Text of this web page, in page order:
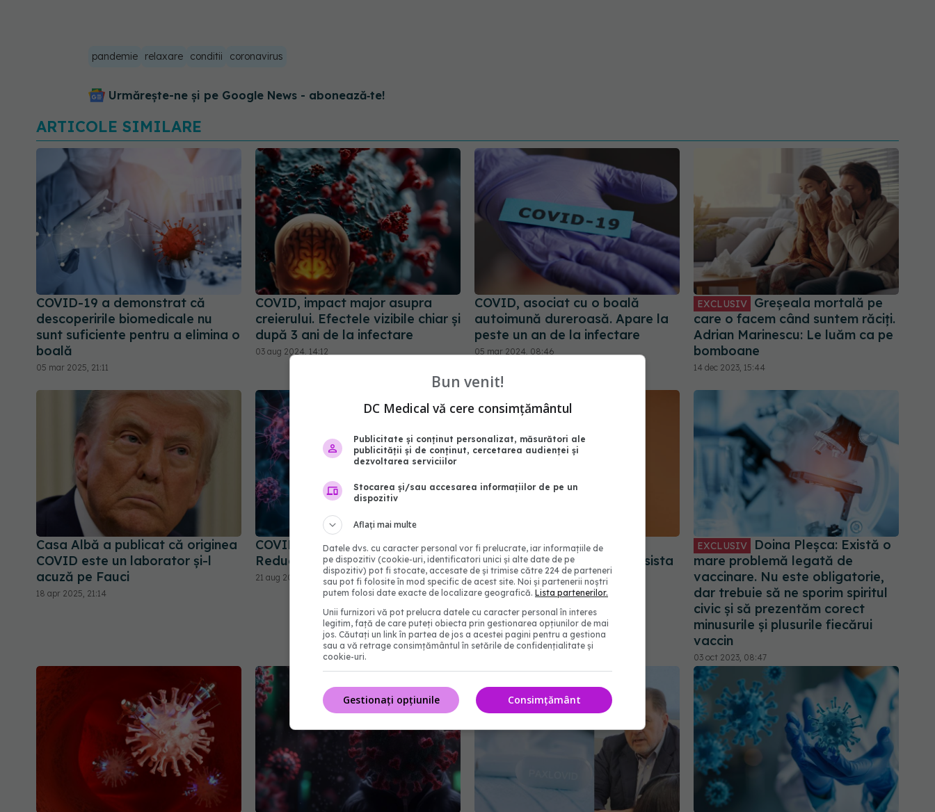
pandemie relaxare conditii coronavirus
Urmărește-ne și pe Google News - abonează‑te!
ARTICOLE SIMILARE
COVID-19 a demonstrat că
descoperirile biomedicale nu
sunt suficiente pentru a elimina o
boală
05 mar 2025, 21:11
COVID, impact major asupra
creierului. Efectele vizibile chiar și
după 3 ani de la infectare
03 aug 2024, 14:12
COVID, asociat cu o boală
autoimună dureroasă. Apare la
peste un an de la infectare
05 mar 2024, 08:46
EXCLUSIV
Greșeala mortală pe
care o facem când suntem răciți.
Adrian Marinescu: Le luăm ca pe
bomboane
14 dec 2023, 15:44
Casa Albă a publicat că originea
COVID este un laborator și-l
acuză pe Fauci
18 apr 2025, 21:14
COVID, impact asupra creierului.
Reduce nivelul de cortizol
21 aug 2024, 12:59
Ai rămas fără miros după
COVID? Cât timp poate persista
problema
25 sep 2025, 22:40
EXCLUSIV
Doina Pleșca: Există o
mare problemă legată de
vaccinare. Nu este obligatorie,
dar trebuie să ne sporim spiritul
civic și să prezentăm corect
minusurile și plusurile fiecărui
vaccin
03 oct 2023, 08:47
Bun venit!
DC Medical vă cere consimțământul
Publicitate și conținut personalizat, măsurători ale
publicității și de conținut, cercetarea audienței și
dezvoltarea serviciilor
Stocarea și/sau accesarea informațiilor de pe un
dispozitiv
Aflați mai multe
Datele dvs. cu caracter personal vor fi prelucrate, iar informațiile de
pe dispozitiv (cookie-uri, identificatori unici și alte date de pe
dispozitiv) pot fi stocate, accesate de și trimise către 224 de parteneri
sau pot fi folosite în mod specific de acest site. Noi și partenerii noștri
putem folosi date exacte de localizare geografică. Lista partenerilor.
Unii furnizori vă pot prelucra datele cu caracter personal în interes
legitim, față de care puteți obiecta prin gestionarea opțiunilor de mai
jos. Căutați un link în partea de jos a acestei pagini pentru a gestiona
sau a vă retrage consimțământul în setările de confidențialitate și
cookie-uri.
Consimțământ
Gestionați opțiunile